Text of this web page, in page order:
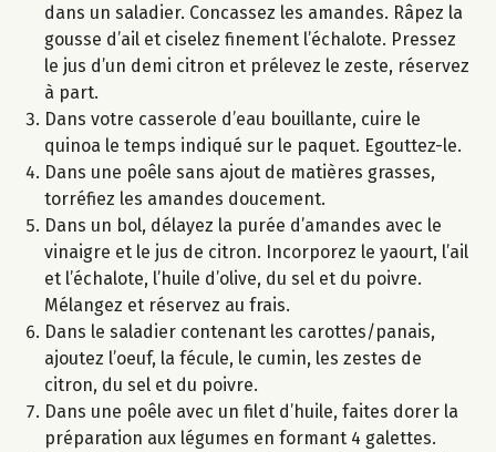
dans un saladier. Concassez les amandes. Râpez la
gousse d’ail et ciselez finement l’échalote. Pressez
le jus d’un demi citron et prélevez le zeste, réservez
à part.
Dans votre casserole d’eau bouillante, cuire le
quinoa le temps indiqué sur le paquet. Egouttez-le.
Dans une poêle sans ajout de matières grasses,
torréfiez les amandes doucement.
Dans un bol, délayez la purée d’amandes avec le
vinaigre et le jus de citron. Incorporez le yaourt, l’ail
et l’échalote, l’huile d’olive, du sel et du poivre.
Mélangez et réservez au frais.
Dans le saladier contenant les carottes/panais,
ajoutez l’oeuf, la fécule, le cumin, les zestes de
citron, du sel et du poivre.
Dans une poêle avec un filet d’huile, faites dorer la
préparation aux légumes en formant 4 galettes.